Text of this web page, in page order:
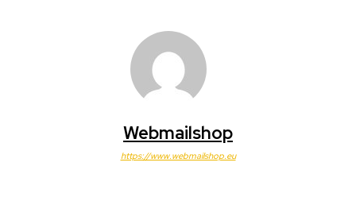
Webmailshop
https://www.webmailshop.eu